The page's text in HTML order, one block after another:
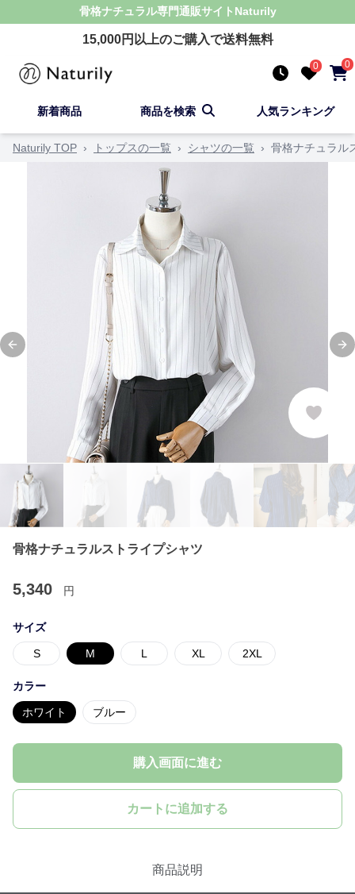
骨格ナチュラル専門通販サイト Naturily
15,000円以上のご購入で送料無料
0 0
新着商品 商品を検索 人気ランキング
Naturily TOP › トップスの一覧 › シャツの一覧 › 骨格ナチュラル
Previous slide
骨格ナチュラルストライプシャツ
5,340 円
サイズ
S M L XL 2XL
カラー
ホワイト ブルー
購入画面に進む
カートに追加する
商品説明